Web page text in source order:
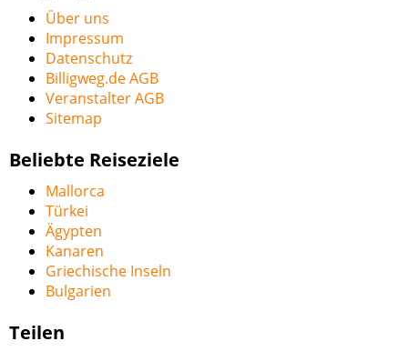
Über uns
Impressum
Datenschutz
Billigweg.de AGB
Veranstalter AGB
Sitemap
Beliebte Reiseziele
Mallorca
Türkei
Ägypten
Kanaren
Griechische Inseln
Bulgarien
Teilen